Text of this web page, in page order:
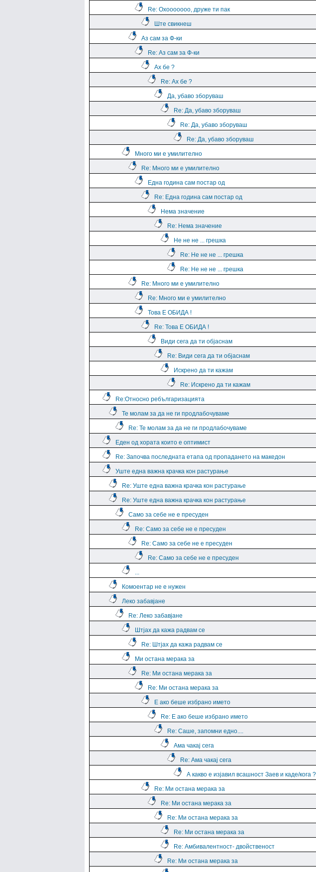
Re: Охооооооо, друже ти пак
Ште свикнеш
Аз сам за Ф-ки
Re: Аз сам за Ф-ки
Ах бе ?
Re: Ах бе ?
Да, убаво зборуваш
Re: Да, убаво зборуваш
Re: Да, убаво зборуваш
Re: Да, убаво зборуваш
Много ми е умилително
Re: Много ми е умилително
Една година сам постар од
Re: Една година сам постар од
Нема значение
Re: Нема значение
Не не не ... грешка
Re: Не не не ... грешка
Re: Не не не ... грешка
Re: Много ми е умилително
Re: Много ми е умилително
Това Е ОБИДА !
Re: Това Е ОБИДА !
Види сега да ти објаснам
Re: Види сега да ти објаснам
Искрено да ти кажам
Re: Искрено да ти кажам
Re:Относно ребългаризацията
Те молам за да не ги продлабочуваме
Re: Те молам за да не ги продлабочуваме
Еден од хората които е оптимист
Re: Започва последната етапа од пропадането на македон
Уште една важна крачка кон растурање
Re: Уште една важна крачка кон растурање
Re: Уште една важна крачка кон растурање
Само за себе не е пресуден
Re: Само за себе не е пресуден
Re: Само за себе не е пресуден
Re: Само за себе не е пресуден
...
Комоентар не е нужен
Леко забавјане
Re: Леко забавјане
Штјах да кажа радвам се
Re: Штјах да кажа радвам се
Ми остана мерака за
Re: Ми остана мерака за
Re: Ми остана мерака за
Е ако беше избрано името
Re: Е ако беше избрано името
Re: Саше, запомни едно....
Ама чакај сега
Re: Ама чакај сега
А какво е изјавил всашност Заев и каде/кога ?
Re: Ми остана мерака за
Re: Ми остана мерака за
Re: Ми остана мерака за
Re: Ми остана мерака за
Re: Амбивалентност- двойственост
Re: Ми остана мерака за